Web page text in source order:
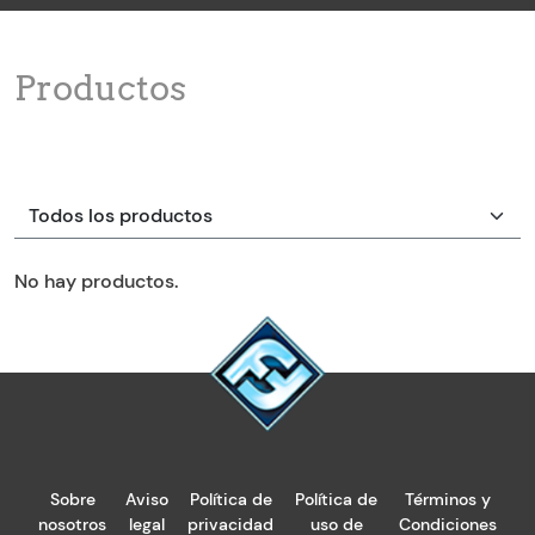
Productos
No hay productos.
Sobre
nosotros
Aviso
legal
Política de
privacidad
Política de
uso de
Términos y
Condiciones